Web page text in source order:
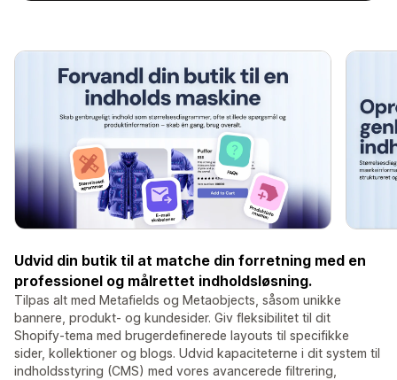
Udvid din butik til at matche din forretning med en
professionel og målrettet indholdsløsning.
Tilpas alt med Metafields og Metaobjects, såsom unikke
bannere, produkt- og kundesider. Giv fleksibilitet til dit
Shopify-tema med brugerdefinerede layouts til specifikke
sider, kollektioner og blogs. Udvid kapaciteterne i dit system til
indholdsstyring (CMS) med vores avancerede filtrering,